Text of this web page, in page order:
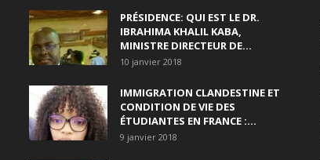
PRÉSIDENCE: QUI EST LE DR.
IBRAHIMA KHALIL KABA,
MINISTRE DIRECTEUR DE...
10 janvier 2018
IMMIGRATION CLANDESTINE ET
CONDITION DE VIE DES
ÉTUDIANTES EN FRANCE :...
9 janvier 2018